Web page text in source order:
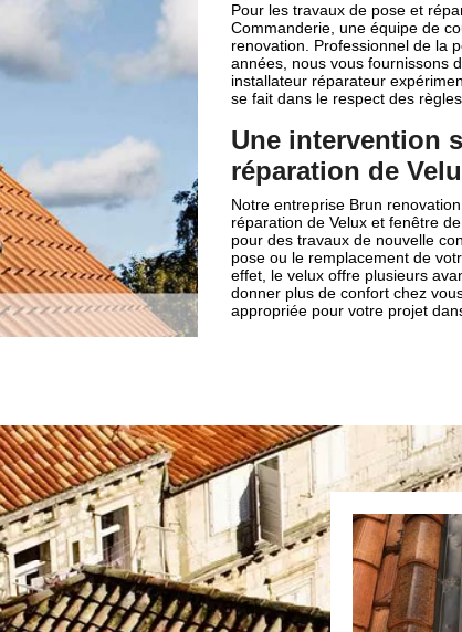
Pour les travaux de pose et
Commanderie, une équipe de
renovation. Professionnel de la
années, nous vous fournissons
installateur réparateur
se fait dans le respect des
Une intervention
réparation de
Notre entreprise Brun
réparation de Velux et fenêtre
pour des travaux de nouvelle
pose ou le remplacement de
effet, le velux offre plusieurs
donner plus de confort chez
appropriée pour votre projet